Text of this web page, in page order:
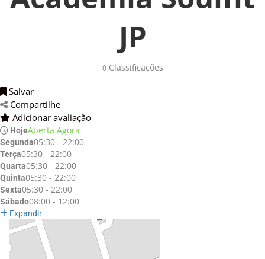
JP
0Classificações
Salvar
Compartilhe
Adicionar avaliação
HojeAberta Agora
Segunda05:30 - 22:00
Terça05:30 - 22:00
Quarta05:30 - 22:00
Quinta05:30 - 22:00
Sexta05:30 - 22:00
Sábado08:00 - 12:00
Expandir